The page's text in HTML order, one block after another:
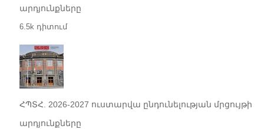
արդյունքները
6.5k դիտում
ՀՊՏՀ. 2026-2027 ուստարվա ընդունելության մրցույթի
արդյունքները